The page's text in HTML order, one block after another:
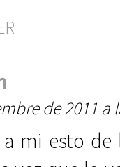
de 2011 a
mi esto